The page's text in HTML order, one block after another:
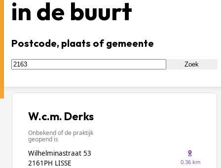
in de buurt
Postcode, plaats of gemeente
Zoek
W.c.m. Derks
Onbekend of de praktijk
geopend is
Wilhelminastraat 53
2161PH LISSE
0.36 km